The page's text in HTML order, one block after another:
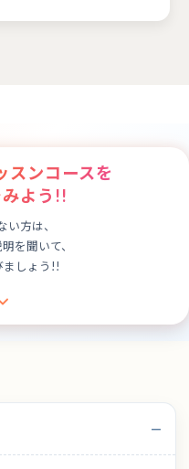
スンコースを
よう!!
い方は、
を聞いて、
ましょう!!